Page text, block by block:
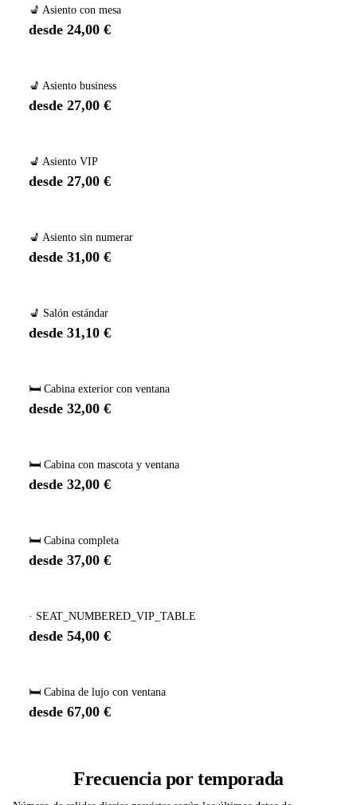
💺 Asiento con mesa
desde 24,00 €
💺 Asiento business
desde 27,00 €
💺 Asiento VIP
desde 27,00 €
💺 Asiento sin numerar
desde 31,00 €
💺 Salón estándar
desde 31,10 €
🛏️ Cabina exterior con ventana
desde 32,00 €
🛏️ Cabina con mascota y ventana
desde 32,00 €
🛏️ Cabina completa
desde 37,00 €
· SEAT_NUMBERED_VIP_TABLE
desde 54,00 €
🛏️ Cabina de lujo con ventana
desde 67,00 €
Frecuencia por temporada